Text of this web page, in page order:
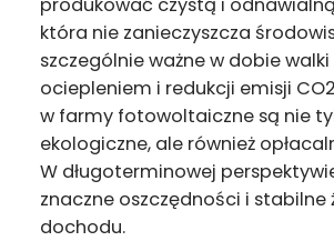
która nie zanieczyszcza
szczególnie ważne w dobie
ociepleniem i redukcji emisji
w farmy fotowoltaiczne są nie
ekologiczne, ale również
W długoterminowej
znaczne oszczędności i stabilne
dochodu.